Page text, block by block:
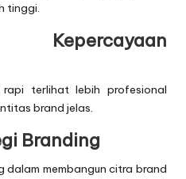
tinggi.
Kepercayaan
terlihat lebih profesional
brand jelas.
Branding
dalam membangun citra brand